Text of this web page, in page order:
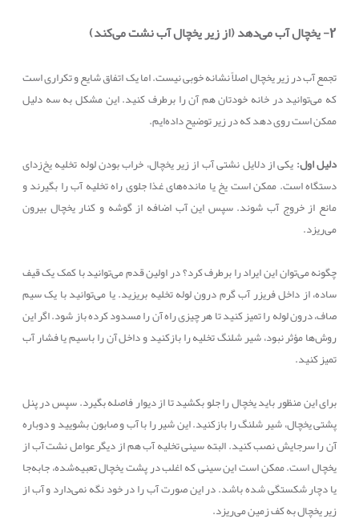
2- یخچال آب می‌دهد (از زیر یخچال آب نشت می‌کند)
تجمع آب در زیر یخچال اصلاً نشانه خوبی نیست. اما یک اتفاق شایع و تکراری است
که می‌توانید در خانه خودتان هم آن را برطرف کنید. این مشکل به سه دلیل
ممکن است روی دهد که در زیر توضیح داده‌ایم.
دلیل اول:یکی از دلایل نشتی آب از زیر یخچال، خراب بودن لوله تخلیه یخ‌زدای
دستگاه است. ممکن است یخ یا مانده‌های غذا جلوی راه تخلیه آب را بگیرند و
مانع از خروج آب شوند. سپس این آب اضافه از گوشه و کنار یخچال بیرون
می‌ریزد.
چگونه می‌توان این ایراد را برطرف کرد؟ در اولین قدم می‌توانید با کمک یک قیف
ساده، از داخل فریزر آب گرم درون لوله تخلیه بریزید. یا می‌توانید با یک سیم
صاف، درون لوله را تمیز کنید تا هر چیزی راه آن را مسدود کرده باز شود. اگر این
روش‌ها مؤثر نبود، شیر شلنگ تخلیه را بازکنید و داخل آن را باسیم یا فشار آب
تمیز کنید.
برای این منظور باید یخچال را جلو بکشید تا از دیوار فاصله بگیرد. سپس در پنل
پشتی یخچال، شیر شلنگ را بازکنید. این شیر را با آب و صابون بشویید و دوباره
آن را سرجایش نصب کنید. البته سینی تخلیه آب هم از دیگر عوامل نشت آب از
یخچال است. ممکن است این سینی که اغلب در پشت یخچال تعبیه‌شده، جابه‌جا
یا دچار شکستگی شده باشد. در این صورت آب را در خود نگه نمی‌دارد و آب از
زیر یخچال به کف زمین می‌ریزد.